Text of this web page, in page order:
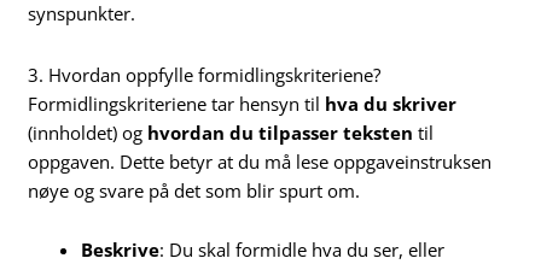
synspunkter.
3. Hvordan oppfylle formidlingskriteriene?
Formidlingskriteriene tar hensyn til hva du skriver
(innholdet) og hvordan du tilpasser teksten til
oppgaven. Dette betyr at du må lese oppgaveinstruksen
nøye og svare på det som blir spurt om.
Beskrive: Du skal formidle hva du ser, eller